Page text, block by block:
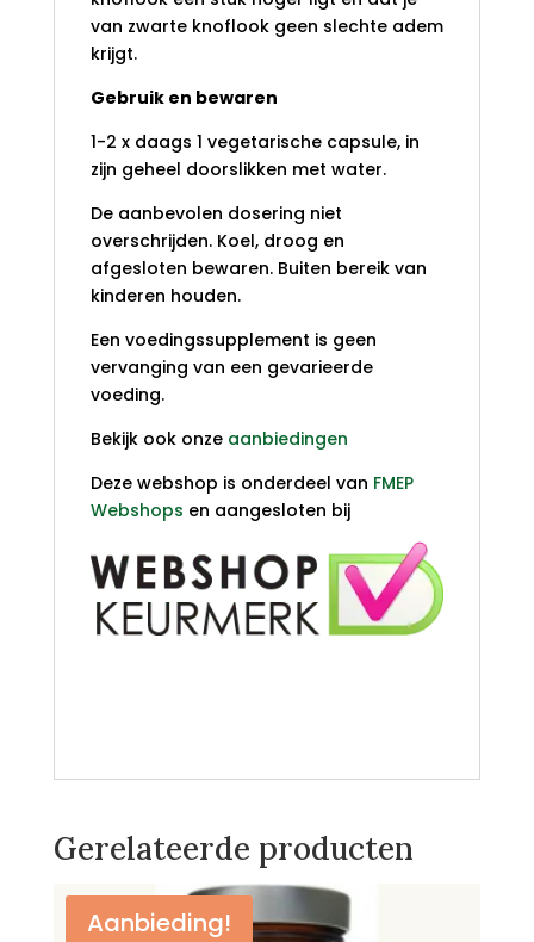
van zwarte knoflook geen slechte adem
krijgt.
Gebruik en bewaren
1-2 x daags 1 vegetarische capsule, in
zijn geheel doorslikken met water.
De aanbevolen dosering niet
overschrijden. Koel, droog en
afgesloten bewaren. Buiten bereik van
kinderen houden.
Een voedingssupplement is geen
vervanging van een gevarieerde
voeding.
Bekijk ook onze aanbiedingen
Deze webshop is onderdeel van FMEP
Webshops en aangesloten bij
Gerelateerde producten
Aanbieding!